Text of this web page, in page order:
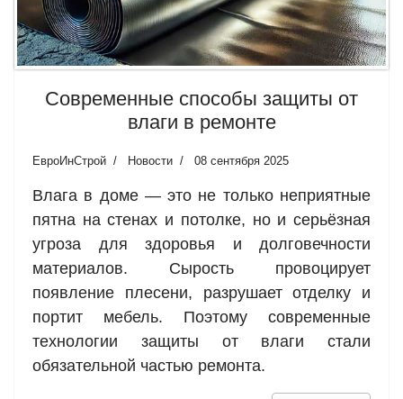
Современные способы защиты от
влаги в ремонте
ЕвроИнСтрой Новости 08 сентября 2025
Влага в доме — это не только неприятные
пятна на стенах и потолке, но и серьёзная
угроза для здоровья и долговечности
материалов. Сырость провоцирует
появление плесени, разрушает отделку и
портит мебель. Поэтому современные
технологии защиты от влаги стали
обязательной частью ремонта.